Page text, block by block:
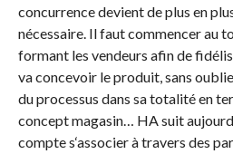
concurrence devient de plus en
nécessaire. Il faut commencer au
formant les vendeurs afin de
va concevoir le produit, sans
du processus dans sa totalité en
concept magasin… HA suit
compte s‘associer à travers des